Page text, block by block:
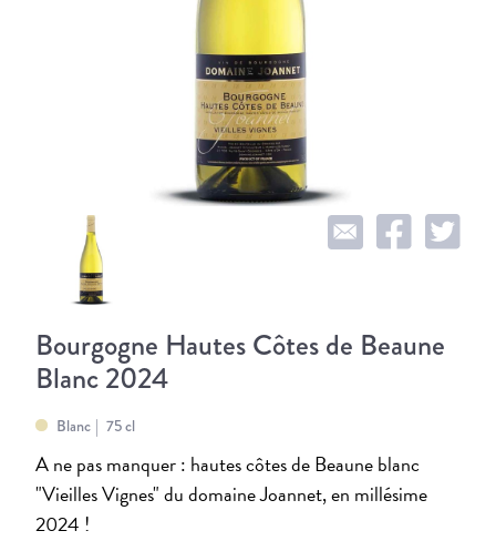
Bourgogne Hautes Côtes de Beaune
Blanc 2024
Blanc 75 cl
A ne pas manquer : hautes côtes de Beaune blanc
"Vieilles Vignes" du domaine Joannet, en millésime
2024 !